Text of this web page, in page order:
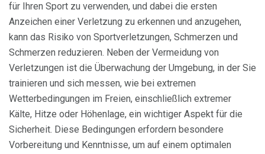
für Ihren Sport zu verwenden, und dabei die ersten
Anzeichen einer Verletzung zu erkennen und anzugehen,
kann das Risiko von Sportverletzungen, Schmerzen und
Schmerzen reduzieren. Neben der Vermeidung von
Verletzungen ist die Überwachung der Umgebung, in der Sie
trainieren und sich messen, wie bei extremen
Wetterbedingungen im Freien, einschließlich extremer
Kälte, Hitze oder Höhenlage, ein wichtiger Aspekt für die
Sicherheit. Diese Bedingungen erfordern besondere
Vorbereitung und Kenntnisse, um auf einem optimalen